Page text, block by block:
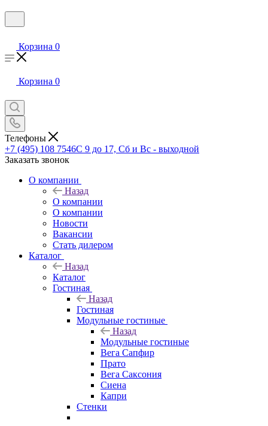
Корзина 0
Корзина 0
Телефоны
+7 (495) 108 7546С 9 до 17, Сб и Вс - выходной
Заказать звонок
О компании
Назад
О компании
О компании
Новости
Вакансии
Стать дилером
Каталог
Назад
Каталог
Гостиная
Назад
Гостиная
Модульные гостиные
Назад
Модульные гостиные
Вега Сапфир
Прато
Вега Саксония
Сиена
Капри
Стенки